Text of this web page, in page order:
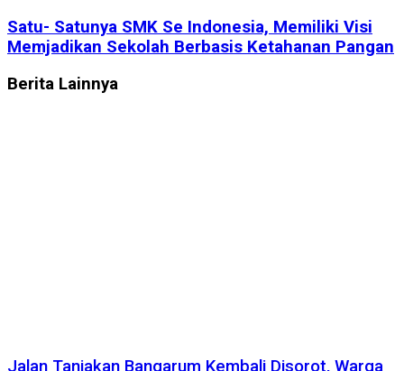
Satu- Satunya SMK Se Indonesia, Memiliki Visi
Memjadikan Sekolah Berbasis Ketahanan Pangan
Berita Lainnya
Jalan Tanjakan Bangarum Kembali Disorot, Warga